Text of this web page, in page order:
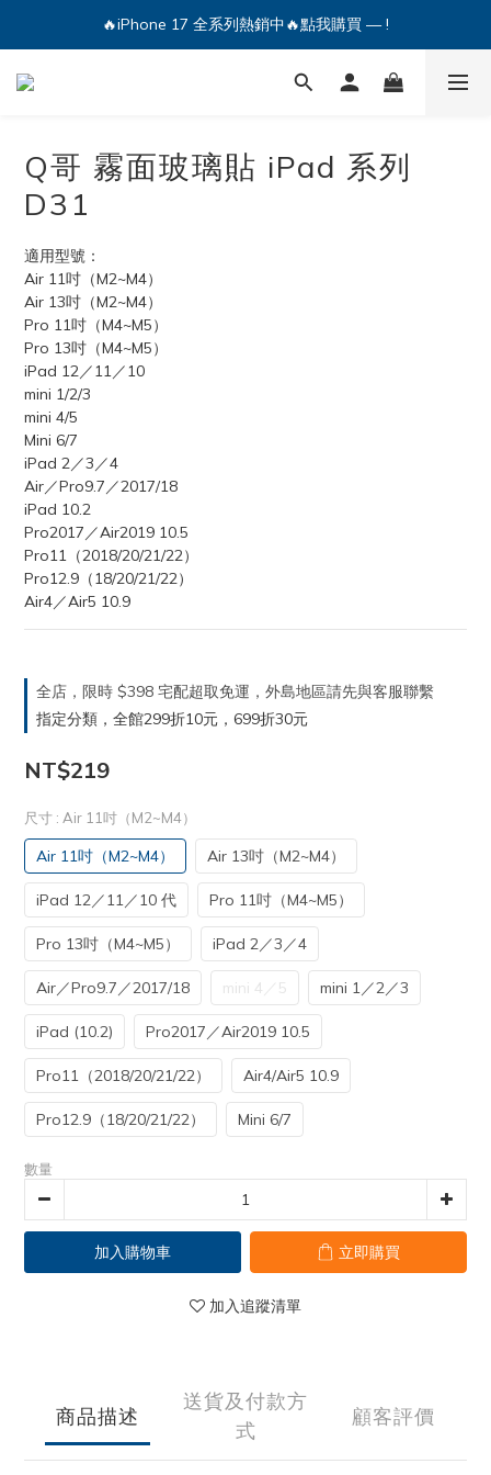
🔥iPhone 17 全系列熱銷中🔥點我購買 — !
💕加入Q哥 Line 新好友領優惠券！🎫
🔥iPhone 17 全系列熱銷中🔥點我購買 — !
Q哥 霧面玻璃貼 iPad 系列
D31
適用型號：
Air 11吋（M2~M4）
Air 13吋（M2~M4）
Pro 11吋（M4~M5）
Pro 13吋（M4~M5）
iPad 12／11／10
mini 1/2/3
Mini 6/7
iPad 2／3／4
Air／Pro9.7／2017/18
iPad 10.2
Pro2017／Air2019 10.5
Pro11（2018/20/21/22）
Pro12.9（18/20/21/22）
Air4／Air5 10.9
全店，限時 $398 宅配超取免運，外島地區請先與客服聯繫
指定分類，全館299折10元，699折30元
NT$219
尺寸 : Air 11吋（M2~M4）
Air 11吋（M2~M4） Air 13吋（M2~M4）
iPad 12／11／10 代 Pro 11吋（M4~M5）
Pro 13吋（M4~M5） iPad 2／3／4
Air／Pro9.7／2017/18 mini 4／5 mini 1／2／3
iPad (10.2) Pro2017／Air2019 10.5
Pro11（2018/20/21/22） Air4/Air5 10.9
Pro12.9（18/20/21/22） Mini 6/7
數量
加入購物車 立即購買
加入追蹤清單
商品描述
送貨及付款方
式
顧客評價